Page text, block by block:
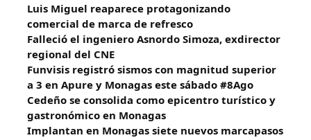
Luis Miguel reaparece protagonizando
comercial de marca de refresco
Falleció el ingeniero Asnordo Simoza, exdirector
regional del CNE
Funvisis registró sismos con magnitud superior
a 3 en Apure y Monagas este sábado #8Ago
Cedeño se consolida como epicentro turístico y
gastronómico en Monagas
Implantan en Monagas siete nuevos marcapasos